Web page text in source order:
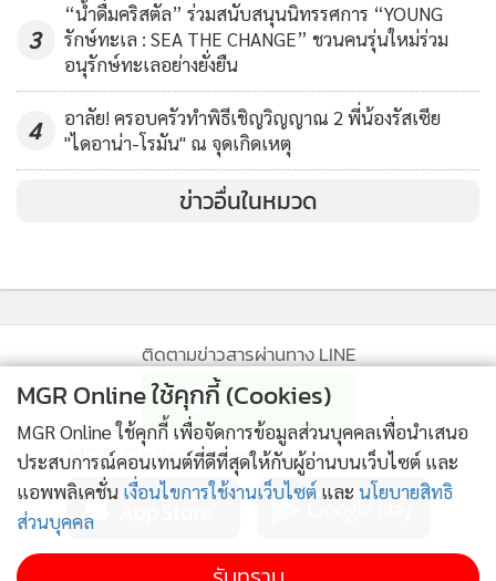
3
“น้ำดื่มคริสตัล” ร่วมสนับสนุนนิทรรศการ “YOUNG
รักษ์ทะเล : SEA THE CHANGE” ชวนคนรุ่นใหม่ร่วม
อนุรักษ์ทะเลอย่างยั่งยืน
4
อาลัย! ครอบครัวทำพิธีเชิญวิญญาณ 2 พี่น้องรัสเซีย
"ไดอาน่า-โรมัน" ณ จุดเกิดเหตุ
ข่าวอื่นในหมวด
ติดตามข่าวสารผ่านทาง LINE
MGR Online Application
ติดตาม MGR Online
MGR Online ใช้คุกกี้ (Cookies)
MGR Online ใช้คุกกี้ เพื่อจัดการข้อมูลส่วนบุคคลเพื่อนำเสนอ
ประสบการณ์คอนเทนต์ที่ดีที่สุดให้กับผู้อ่านบนเว็บไซต์ และ
แอพพลิเคชั่น เงื่อนไขการใช้งานเว็บไซต์ และ นโยบายสิทธิ
ส่วนบุคคล